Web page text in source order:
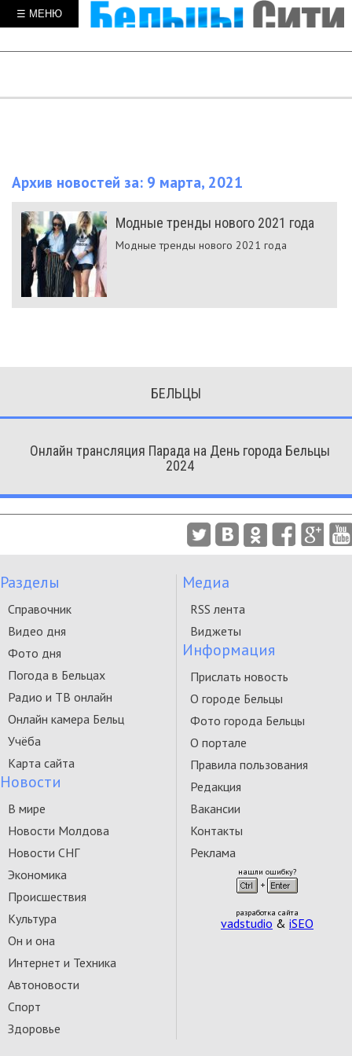
☰ МЕНЮ
Архив новостей за: 9 марта, 2021
Модные тренды нового 2021 года
Модные тренды нового 2021 года
БЕЛЬЦЫ
Онлайн трансляция Парада на День города Бельцы
2024
Разделы
Справочник
Видео дня
Фото дня
Погода в Бельцах
Радио и ТВ онлайн
Онлайн камера Бельц
Учёба
Карта сайта
Новости
В мире
Новости Молдова
Новости СНГ
Экономика
Происшествия
Культура
Он и она
Интернет и Техника
Автоновости
Спорт
Здоровье
Медиа
RSS лента
Виджеты
Информация
Прислать новость
О городе Бельцы
Фото города Бельцы
О портале
Правила пользования
Редакция
Вакансии
Контакты
Реклама
нашли ошибку?
разработка сайта
vadstudio & iSEO